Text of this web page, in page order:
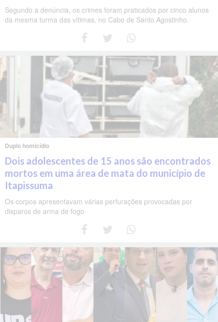
Segundo a denúncia, os crimes foram praticados por cinco alunos
da mesma turma das vítimas, no Cabo de Santo Agostinho.
Duplo homicídio
Dois adolescentes de 15 anos são encontrados
mortos em uma área de mata do município de
Itapissuma
Os corpos apresentavam várias perfurações provocadas por
disparos de arma de fogo